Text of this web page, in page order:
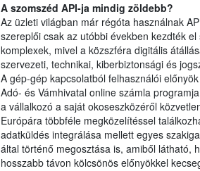
A szomszéd API-ja mindig zöldebb?
Az üzleti világban már régóta használnak
szereplői csak az utóbbi években kezdték
komplexek, mivel a közszféra digitális
szervezeti, technikai, kiberbiztonsági és
A gép-gép kapcsolatból felhasználói
Adó- és Vámhivatal online számla
a vállalkozó a saját okoseszközéről
Európára többféle megközelítéssel
adatküldés integrálása mellett egyes
által történő megosztása is, amiből látható,
hosszabb távon kölcsönös előnyökkel